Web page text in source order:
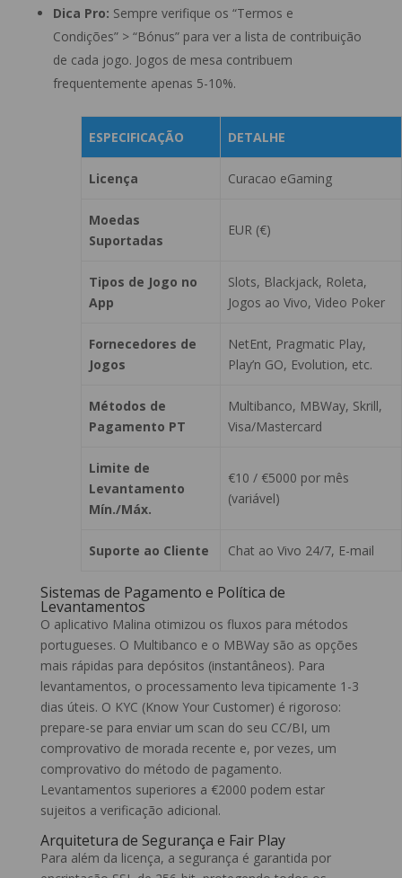
Dica Pro: Sempre verifique os “Termos e
Condições” > “Bónus” para ver a lista de contribuição
de cada jogo. Jogos de mesa contribuem
frequentemente apenas 5-10%.
ESPECIFICAÇÃO DETALHE
Licença Curacao eGaming
Moedas
Suportadas
EUR (€)
Tipos de Jogo no
App
Slots, Blackjack, Roleta,
Jogos ao Vivo, Video Poker
Fornecedores de
Jogos
NetEnt, Pragmatic Play,
Play’n GO, Evolution, etc.
Métodos de
Pagamento PT
Multibanco, MBWay, Skrill,
Visa/Mastercard
Limite de
Levantamento
Mín./Máx.
€10 / €5000 por mês
(variável)
Suporte ao Cliente Chat ao Vivo 24/7, E-mail
Sistemas de Pagamento e Política de
Levantamentos
O aplicativo Malina otimizou os fluxos para métodos
portugueses. O Multibanco e o MBWay são as opções
mais rápidas para depósitos (instantâneos). Para
levantamentos, o processamento leva tipicamente 1-3
dias úteis. O KYC (Know Your Customer) é rigoroso:
prepare-se para enviar um scan do seu CC/BI, um
comprovativo de morada recente e, por vezes, um
comprovativo do método de pagamento.
Levantamentos superiores a €2000 podem estar
sujeitos a verificação adicional.
Arquitetura de Segurança e Fair Play
Para além da licença, a segurança é garantida por